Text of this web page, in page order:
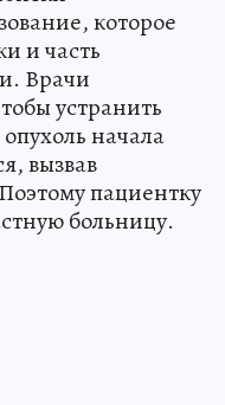
которое
и часть
Врачи
устранить
начала
вызвав
пациентку
больницу.